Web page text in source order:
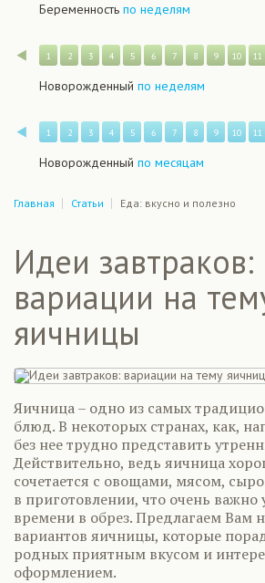
Беременность по неделям
Назад
1 2 3 4 5 6 7 8 9 10 11
Новорожденный по неделям
Назад
1 2 3 4 5 6 7 8 9 10 11
Новорожденный по месяцам
Главная Статьи Еда: вкусно и полезно
Идеи завтраков:
вариации на
яичницы
Яичница – одно из самых
блюд. В некоторых странах, как,
без нее трудно представить
Действительно, ведь яичница
сочетается с овощами, мясом,
в приготовлении, что очень важно
времени в обрез. Предлагаем Вам
вариантов яичницы, которые
родных приятным вкусом и
оформлением.